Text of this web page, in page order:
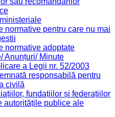
normative pentru care nu mai
normative adoptate
Anunțuri/ Minute
a Legii nr. 52/2003
responsabilă pentru
civilă
fundațiilor și federațiilor
autoritățile publice ale